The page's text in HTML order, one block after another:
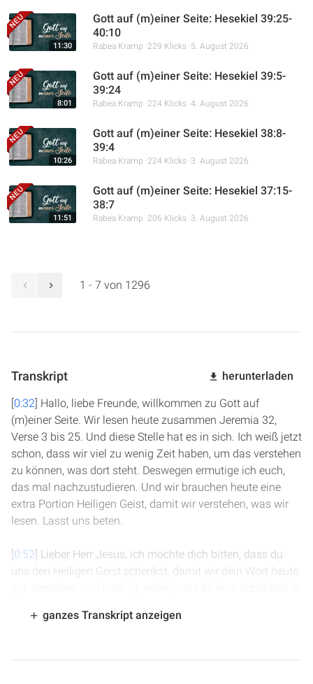
11:30
Gott auf (m)einer Seite: Hesekiel 39:25-
40:10
Rabea Kramp 229 Klicks 5. August 2026
8:01
Gott auf (m)einer Seite: Hesekiel 39:5-
39:24
Rabea Kramp 224 Klicks 4. August 2026
10:26
Gott auf (m)einer Seite: Hesekiel 38:8-
39:4
Rabea Kramp 224 Klicks 3. August 2026
11:51
Gott auf (m)einer Seite: Hesekiel 37:15-
38:7
Rabea Kramp 206 Klicks 3. August 2026
1 - 7 von 1296
Transkript herunterladen
[0:32] Hallo, liebe Freunde, willkommen zu Gott auf
(m)einer Seite. Wir lesen heute zusammen Jeremia 32,
Verse 3 bis 25. Und diese Stelle hat es in sich. Ich weiß jetzt
schon, dass wir viel zu wenig Zeit haben, um das verstehen
zu können, was dort steht. Deswegen ermutige ich euch,
das mal nachzustudieren. Und wir brauchen heute eine
extra Portion Heiligen Geist, damit wir verstehen, was wir
lesen. Lasst uns beten.
[0:52] Lieber Herr Jesus, ich möchte dich bitten, dass du
uns den Heiligen Geist schenkst, damit wir dein Wort heute
ganzes Transkript anzeigen